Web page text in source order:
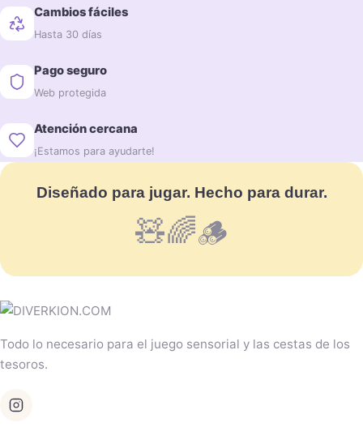
Cambios fáciles
Hasta 30 días
Pago seguro
Web protegida
Atención cercana
¡Estamos para ayudarte!
Diseñado para jugar. Hecho para durar.
🧸🌈🪵
Todo lo necesario para el juego sensorial y las cestas de los
tesoros.